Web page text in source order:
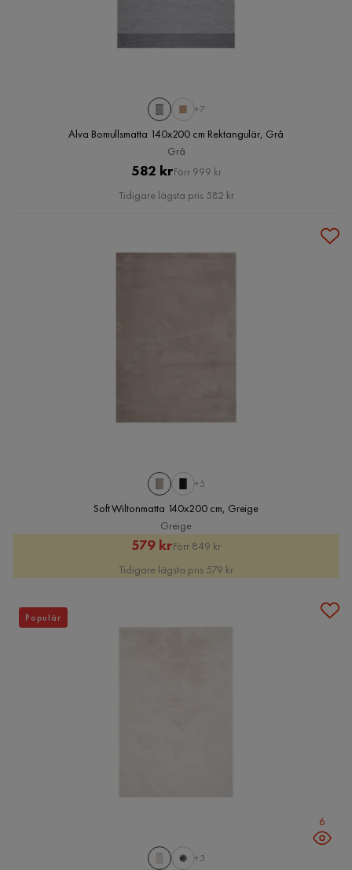
+7
Alva Bomullsmatta 140x200 cm Rektangulär, Grå
Grå
Pris
582 krOriginal
Pris
Förr 999 kr
Tidigare lägsta pris 582 kr
+5
Soft Wiltonmatta 140x200 cm, Greige
Greige
Rabatterat
Pris
579 krOriginal
Pris
Förr 849 kr
Tidigare lägsta pris 579 kr
6
+3
Populär